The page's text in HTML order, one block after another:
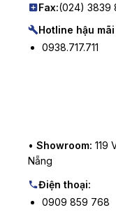
Fax:(024) 3839
Hotline hậu
0938.717.711
• Showroom: 119
Nẵng
Điện thoại:
0909 859 768